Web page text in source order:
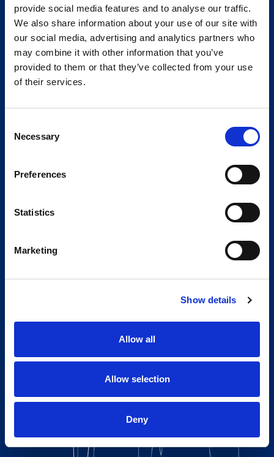
provide social media features and to analyse our traffic.
We also share information about your use of our site with
our social media, advertising and analytics partners who
may combine it with other information that you’ve
provided to them or that they’ve collected from your use
of their services.
Selection
Necessary
Preferences
Statistics
Marketing
Show details
Allow all
Allow selection
Deny